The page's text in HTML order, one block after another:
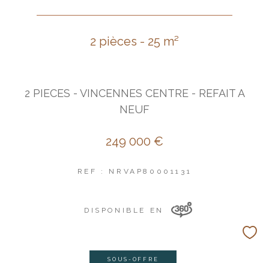
2 pièces - 25 m²
2 PIECES - VINCENNES CENTRE - REFAIT A
NEUF
249 000 €
REF : NRVAP80001131
DISPONIBLE EN
SOUS-OFFRE